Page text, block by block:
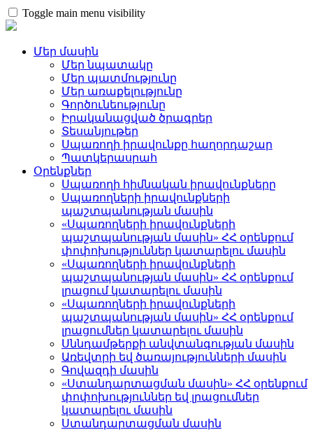
Toggle main menu visibility
Մեր մասին
Մեր նպատակը
Մեր պատմությունը
Մեր առաքելությունը
Գործունեությունը
Իրականացված ծրագրեր
Տեսանյութեր
Սպառողի իրավունքը հաղորդաշար
Պատկերասրահ
Օրենքներ
Սպառողի հիմնական իրավունքները
Սպառողների իրավունքների
պաշտպանության մասին
«Սպառողների իրավունքների
պաշտպանության մասին» ՀՀ օրենքում
փոփոխություններ կատարելու մասին
«Սպառողների իրավունքների
պաշտպանության մասին» ՀՀ օրենքում
լրացում կատարելու մասին
«Սպառողների իրավունքների
պաշտպանության մասին» ՀՀ օրենքում
լրացումներ կատարելու մասին
Սննդամթերքի անվտանգության մասին
Առեվտրի եվ ծառայությունների մասին
Գովազդի մասին
«Ստանդարտացման մասին» ՀՀ օրենքում
փոփոխություններ եվ լրացումներ
կատարելու մասին
Ստանդարտացման մասին